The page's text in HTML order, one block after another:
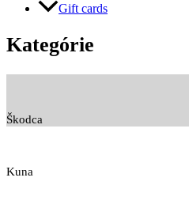
Gift cards
Kategórie
Škodca
Kuna